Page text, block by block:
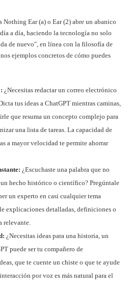
Ear (a) o Ear (2) abre un abanico
a día, haciendo la tecnología no solo
de nuevo", en línea con la filosofía de
ejemplos concretos de cómo puedes
¿Necesitas redactar un correo electrónico
tus ideas a ChatGPT mientras caminas,
que resuma un concepto complejo para
una lista de tareas. La capacidad de
a mayor velocidad te permite ahorrar
¿Escuchaste una palabra que no
hecho histórico o científico? Pregúntale
un experto en casi cualquier tema
explicaciones detalladas, definiciones o
relevante.
¿Necesitas ideas para una historia, un
puede ser tu compañero de
que te cuente un chiste o que te ayude
por voz es más natural para el